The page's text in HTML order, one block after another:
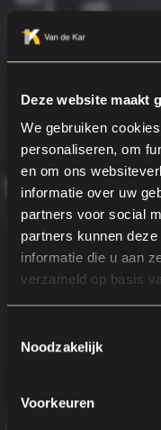
Deze website maakt
We gebruiken
personaliseren, om
en om ons
informatie over uw
partners voor social
partners kunnen
informatie die u aan
verzameld op basis
Noodzakelijk
Voorkeuren